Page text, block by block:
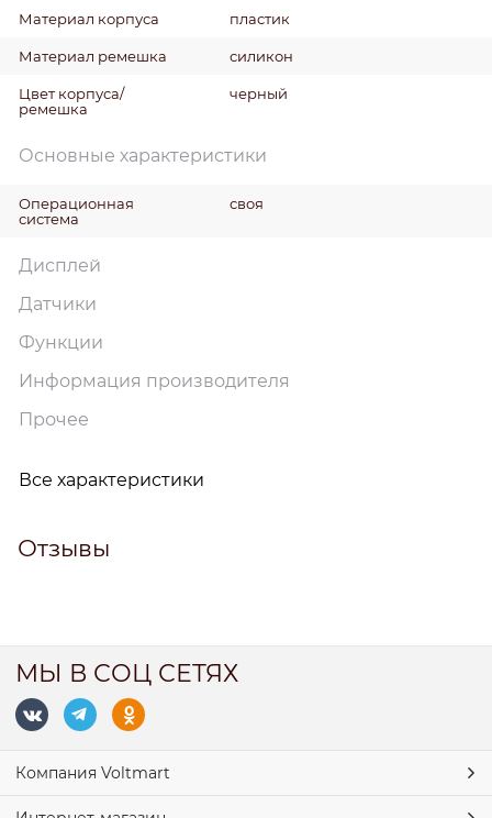
Материал корпуса пластик
Материал ремешка силикон
Цвет корпуса/
ремешка
черный
Основные характеристики
Операционная
система
своя
Дисплей
Датчики
Функции
Информация производителя
Прочее
Все характеристики
Отзывы
МЫ В СОЦ СЕТЯХ
Компания Voltmart